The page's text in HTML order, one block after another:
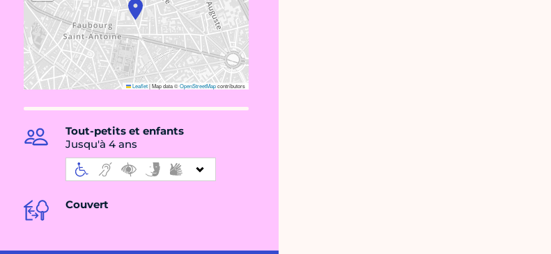
Leaflet|Map data ©OpenStreetMapcontributors
Tout-petits et enfants
Jusqu'à 4 ans
Couvert